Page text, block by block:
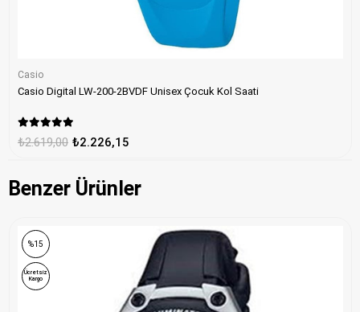
Casio
Casio Digital LW-200-2BVDF Unisex Çocuk Kol Saati
₺2.226,15
₺2.619,00
Benzer Ürünler
%15
Ücretsiz
Kargo